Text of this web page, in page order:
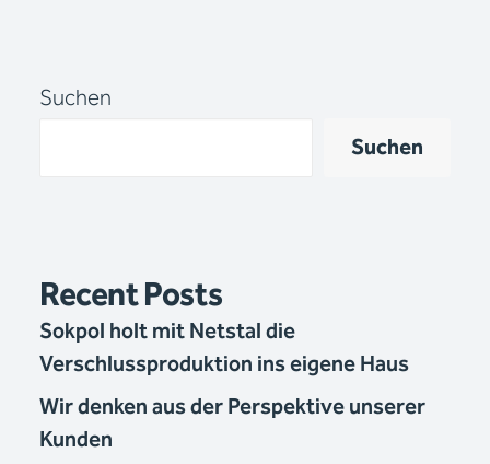
Suchen
Suchen
Recent Posts
Sokpol holt mit Netstal die
Verschlussproduktion ins eigene Haus
Wir denken aus der Perspektive unserer
Kunden